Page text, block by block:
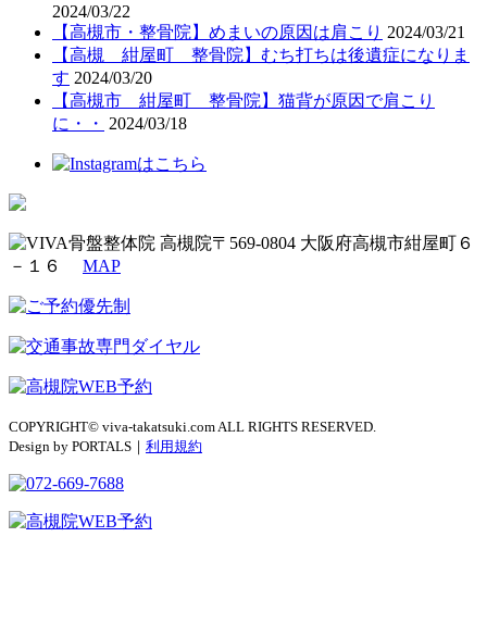
2024/03/22
【高槻市・整骨院】めまいの原因は肩こり 2024/03/21
【高槻 紺屋町 整骨院】むち打ちは後遺症になりま
す 2024/03/20
【高槻市 紺屋町 整骨院】猫背が原因で肩こり
に・・
2024/03/18
〒569-0804 大阪府高槻市紺屋町６
－１６ MAP
COPYRIGHT© viva-takatsuki.com ALL RIGHTS RESERVED.
Design by PORTALS｜ 利用規約